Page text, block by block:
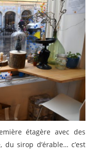
étagère avec des
sirop d’érable… c’est